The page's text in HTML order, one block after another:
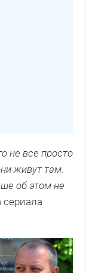
не все просто
живут там.
об этом не